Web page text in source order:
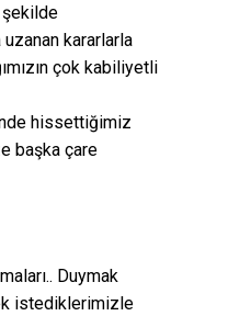
şekilde
kararlarla
çok kabiliyetli
hissettiğimiz
başka çare
Duymak
istediklerimizle